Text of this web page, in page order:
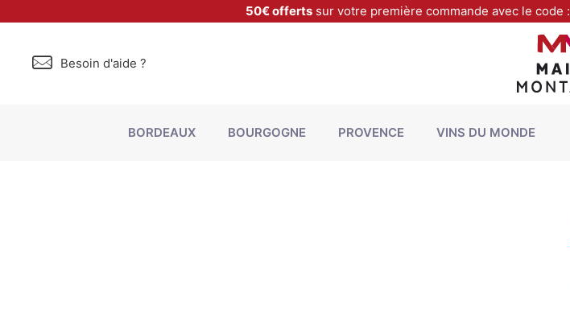
50€ offerts sur votre première commande avec le code :
Besoin d'aide ?
BORDEAUX BOURGOGNE PROVENCE VINS DU MONDE